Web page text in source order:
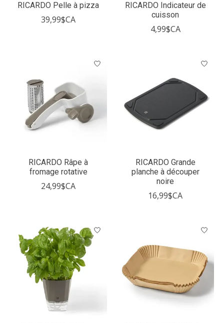
RICARDO Pelle à pizza
39,99$CA
RICARDO Indicateur de
cuisson
4,99$CA
RICARDO Râpe à
fromage rotative
24,99$CA
RICARDO Grande
planche à découper
noire
16,99$CA